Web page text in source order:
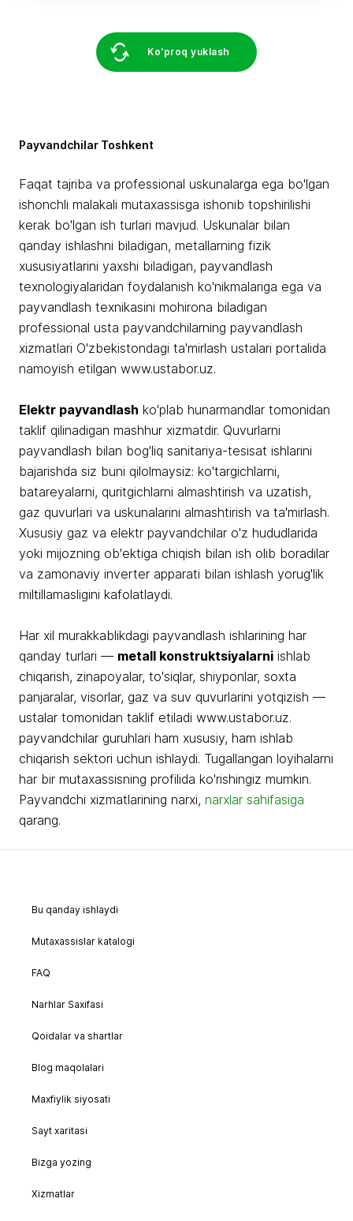
Ko'proq yuklash
Payvandchilar Toshkent
Faqat tajriba va professional uskunalarga ega bo'lgan
ishonchli malakali mutaxassisga ishonib topshirilishi
kerak bo'lgan ish turlari mavjud. Uskunalar bilan
qanday ishlashni biladigan, metallarning fizik
xususiyatlarini yaxshi biladigan, payvandlash
texnologiyalaridan foydalanish ko'nikmalariga ega va
payvandlash texnikasini mohirona biladigan
professional usta payvandchilarning payvandlash
xizmatlari O'zbekistondagi ta'mirlash ustalari portalida
namoyish etilgan www.ustabor.uz.
Elektr payvandlash ko'plab hunarmandlar tomonidan
taklif qilinadigan mashhur xizmatdir. Quvurlarni
payvandlash bilan bog'liq sanitariya-tesisat ishlarini
bajarishda siz buni qilolmaysiz: ko'targichlarni,
batareyalarni, quritgichlarni almashtirish va uzatish,
gaz quvurlari va uskunalarini almashtirish va ta'mirlash.
Xususiy gaz va elektr payvandchilar o'z hududlarida
yoki mijozning ob'ektiga chiqish bilan ish olib boradilar
va zamonaviy inverter apparati bilan ishlash yorug'lik
miltillamasligini kafolatlaydi.
Har xil murakkablikdagi payvandlash ishlarining har
qanday turlari — metall konstruktsiyalarni ishlab
chiqarish, zinapoyalar, to'siqlar, shiyponlar, soxta
panjaralar, visorlar, gaz va suv quvurlarini yotqizish —
ustalar tomonidan taklif etiladi www.ustabor.uz.
payvandchilar guruhlari ham xususiy, ham ishlab
chiqarish sektori uchun ishlaydi. Tugallangan loyihalarni
har bir mutaxassisning profilida ko'rishingiz mumkin.
Payvandchi xizmatlarining narxi, narxlar sahifasiga
qarang.
Bu qanday ishlaydi
Mutaxassislar katalogi
FAQ
Narhlar Saxifasi
Qoidalar va shartlar
Blog maqolalari
Maxfiylik siyosati
Sayt xaritasi
Bizga yozing
Xizmatlar